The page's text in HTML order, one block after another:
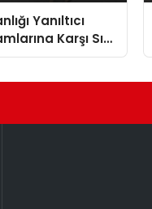
Yanıltıcı
Karşı Sıkı